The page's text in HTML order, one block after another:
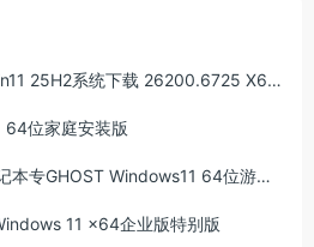
【2025年度更新】Win11 25H2系统下载 26200.6725 X64 专业版
64位家庭安装版
【大地系统】 联想笔记本专GHOST Windows11 64位游戏增强版系统镜像
11 x64企业版特别版